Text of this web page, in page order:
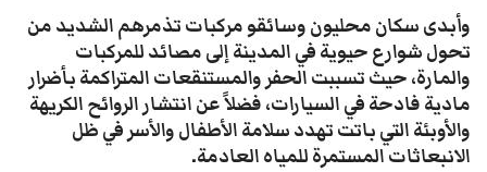
​وأبدى سكان محليون وسائقو مركبات تذمرهم الشديد من
تحول شوارع حيوية في المدينة إلى مصائد للمركبات
والمارة، حيث تسببت الحفر والمستنقعات المتراكمة بأضرار
مادية فادحة في السيارات، فضلاً عن انتشار الروائح الكريهة
والأوبئة التي باتت تهدد سلامة الأطفال والأسر في ظل
الانبعاثات المستمرة للمياه العادمة.